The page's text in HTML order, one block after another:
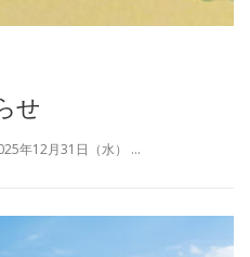
せ
年12月31日（水） …